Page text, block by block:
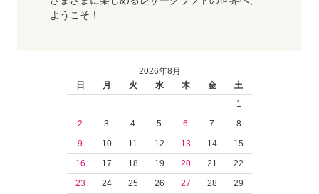
ようこそ！
2026年8月
日
月 火 水 木 金
土
1
2
3 4 5 6 7
8
9
10 11 12 13 14
15
16
17 18 19 20 21
22
23
24 25 26 27 28
29